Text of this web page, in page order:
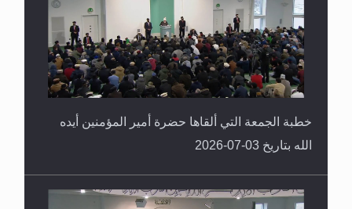
خطبة الجمعة التي ألقاها حضرة أمير المؤمنين أيده
الله بتاريخ 03-07-2026